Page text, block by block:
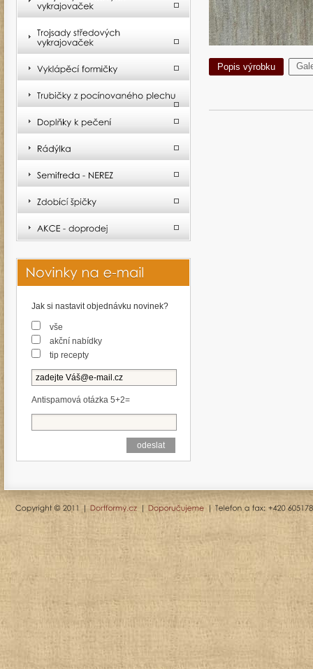
Popis výrobku
Jak si nastavit objednávku novinek?
vše
akční nabídky
tip recepty
Antispamová otázka 5+2=